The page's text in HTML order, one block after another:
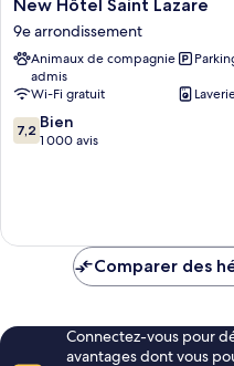
Hôtel
Saint
Lazare
arrondissement
New Hôtel Saint Lazare
9e arrondissement
Animaux de compagnie
admis
Wi-Fi gratuit
7.2
sur
7,2 Bien
1 000 avis
Comparer des
Connectez-vous pour
avantages dont vous